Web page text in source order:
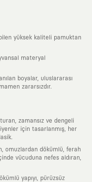
yüksek kaliteli pamuktan
materyal
boyalar, uluslararası
zararsızdır.
zamansız ve dengeli
için tasarlanmış, her
omuzlardan dökümlü, ferah
vücuduna nefes aldıran,
yapıyı, pürüzsüz